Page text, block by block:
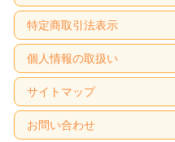
特定商取引法表示
個人情報の取扱い
サイトマップ
お問い合わせ